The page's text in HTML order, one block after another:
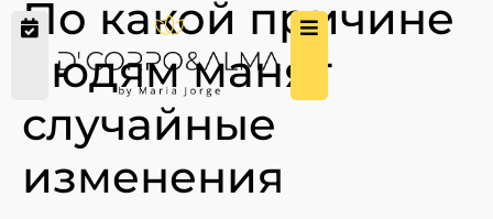
По какой причине
людям манят
случайные
изменения